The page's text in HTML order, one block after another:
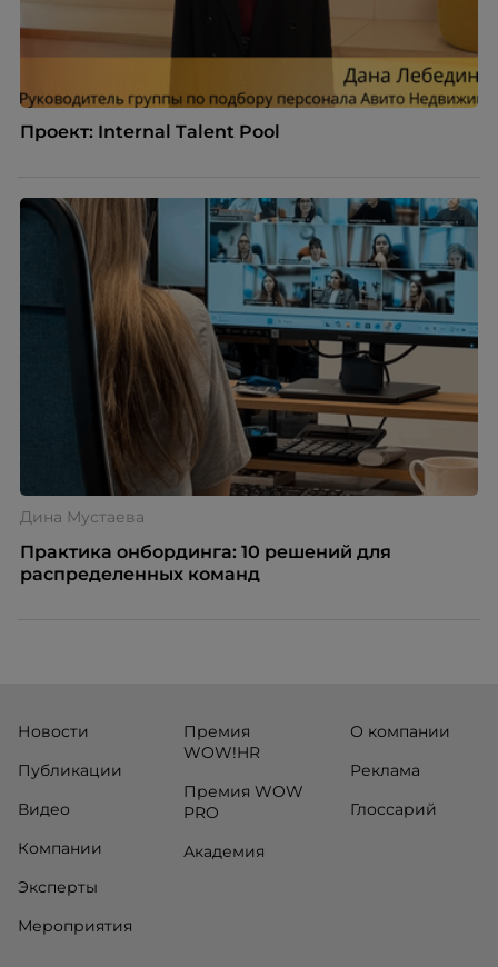
Проект: Internal Talent Pool
Дина Мустаева
Практика онбординга: 10 решений для
распределенных команд
Новости
Публикации
Видео
Компании
Эксперты
Мероприятия
Премия
WOW!HR
Премия WOW
PRO
Академия
О компании
Реклама
Глоссарий